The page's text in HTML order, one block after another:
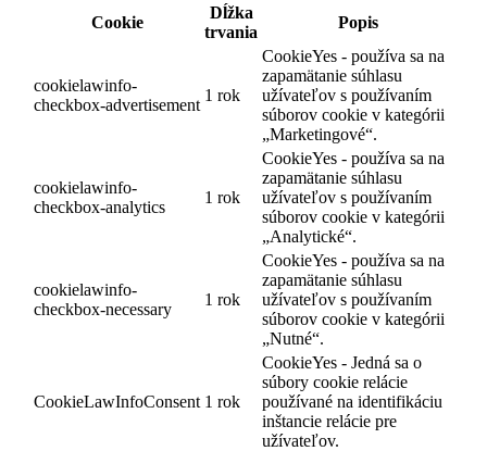
Cookie
Dĺžka
trvania
Popis
cookielawinfo-
checkbox-advertisement
1 rok
CookieYes - používa sa na
zapamätanie súhlasu
užívateľov s používaním
súborov cookie v kategórii
„Marketingové“.
cookielawinfo-
checkbox-analytics
1 rok
CookieYes - používa sa na
zapamätanie súhlasu
užívateľov s používaním
súborov cookie v kategórii
„Analytické“.
cookielawinfo-
checkbox-necessary
1 rok
CookieYes - používa sa na
zapamätanie súhlasu
užívateľov s používaním
súborov cookie v kategórii
„Nutné“.
CookieLawInfoConsent 1 rok
CookieYes - Jedná sa o
súbory cookie relácie
používané na identifikáciu
inštancie relácie pre
užívateľov.